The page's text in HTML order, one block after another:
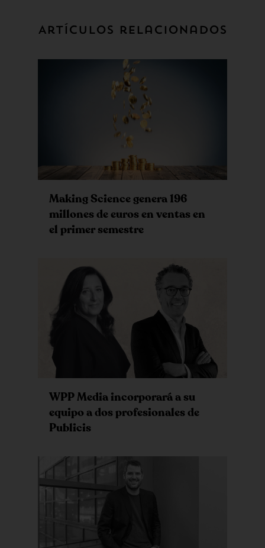
Artículos relacionados
Making Science genera 196
millones de euros en ventas en
el primer semestre
WPP Media incorporará a su
equipo a dos profesionales de
Publicis